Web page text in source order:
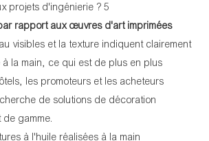
rapport aux œuvres d'art imprimées
visibles et la texture indiquent clairement
la main, ce qui est de plus en plus
les promoteurs et les acheteurs
de solutions de décoration
gamme.